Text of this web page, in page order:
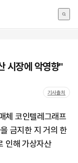
시장에 악영향"
기사출처
체 코인텔레그래프
금지한 지 거의 한
인해 가상자산